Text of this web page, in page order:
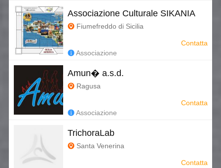
Associazione Culturale SIKANIA
Fiumefreddo di Sicilia
Associazione
Contatta
Amun� a.s.d.
Ragusa
Associazione
Contatta
TrichoraLab
Santa Venerina
Contatta